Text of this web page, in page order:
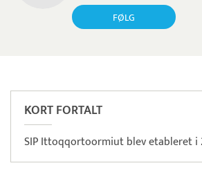
FØLG
KORT FORTALT
SIP Ittoqqortoormiut blev etableret i